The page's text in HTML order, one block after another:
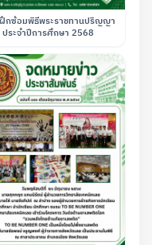
กซ้อมพิธีพระราชทานปริญญา
ระจำปีการศึกษา 2568